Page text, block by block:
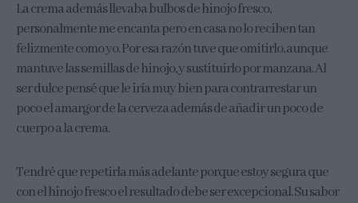
La crema además llevaba bulbos de hinojo fresco,
personalmente me encanta pero en casa no lo reciben tan
felizmente como yo. Por esa razón tuve que omitirlo, aunque
mantuve las semillas de hinojo, y sustituirlo por manzana. Al
ser dulce pensé que le iría muy bien para contrarrestar un
poco el amargor de la cerveza además de añadir un poco de
cuerpo a la crema.
Tendré que repetirla más adelante porque estoy segura que
con el hinojo fresco el resultado debe ser excepcional. Su sabor